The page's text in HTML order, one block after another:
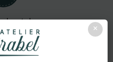
×
haut de gamme